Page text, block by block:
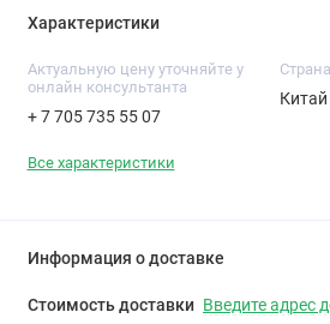
Характеристики
Актуальную цену уточняйте у
онлайн консультанта
+ 7 705 735 55 07
Китай
Все характеристики
Информация о доставке
Стоимость доставки Введите адрес